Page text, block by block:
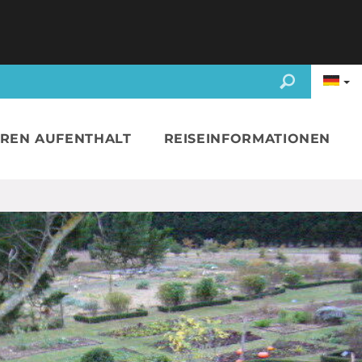
AUFENTHALT REISEINFORMATIONEN